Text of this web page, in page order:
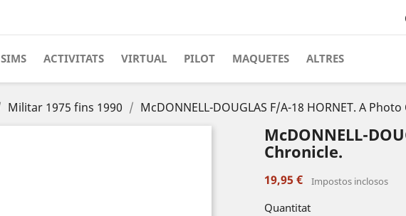
SIMS ACTIVITATS VIRTUAL PILOT MAQUETES ALTRES
Militar 1975 fins 1990 McDONNELL-DOUGLAS F/A-18 HORNET. A
McDONNELL-
Chronicle.
19,95 € Impostos inclosos
Quantitat